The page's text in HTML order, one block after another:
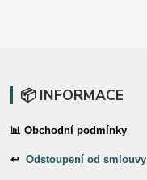
📦 INFORMACE
📊 Obchodní podmínky
↩Odstoupení od smlouvy